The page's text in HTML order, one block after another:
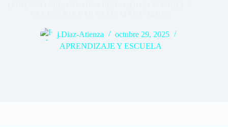
j.Diaz-Atienza
octubre 29, 2025
APRENDIZAJE Y ESCUELA